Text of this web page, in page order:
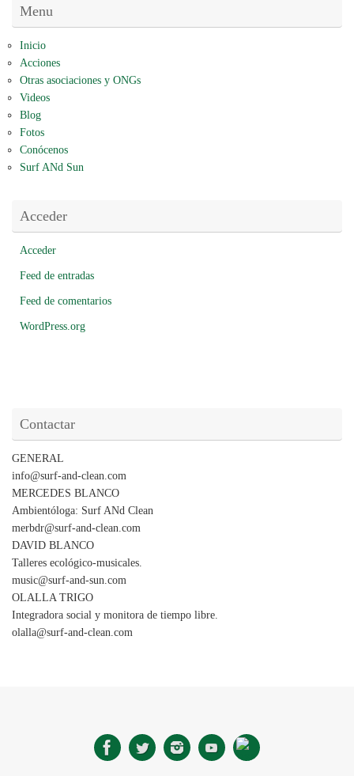
Menu
Inicio
Acciones
Otras asociaciones y ONGs
Videos
Blog
Fotos
Conócenos
Surf ANd Sun
Acceder
Acceder
Feed de entradas
Feed de comentarios
WordPress.org
Contactar
GENERAL
info@surf-and-clean.com
MERCEDES BLANCO
Ambientóloga: Surf ANd Clean
merbdr@surf-and-clean.com
DAVID BLANCO
Talleres ecológico-musicales.
music@surf-and-sun.com
OLALLA TRIGO
Integradora social y monitora de tiempo libre.
olalla@surf-and-clean.com